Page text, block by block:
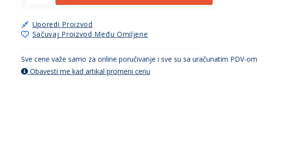
Sačuvaj Proizvod Među Omiljene
Uporedi Proizvod
Sve cene važe samo za online poručivanje i sve su sa uračunatim PDV-om
Obavesti me kad artikal promeni cenu